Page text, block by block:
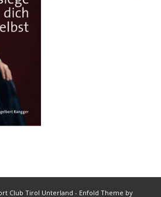
Club Tirol Unterland - Enfold Theme by